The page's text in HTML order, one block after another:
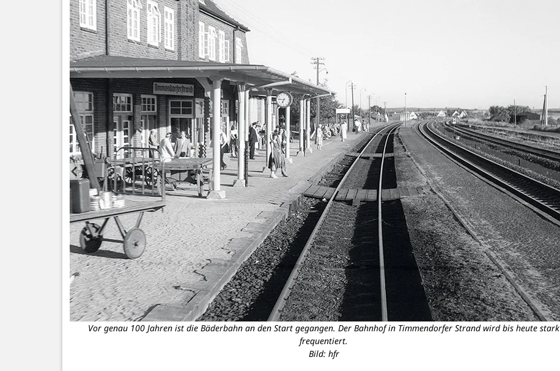
Vor genau 100 Jahren ist die Bäderbahn an den Start gegangen. Der Bahnhof in Timmendorfer Strand wird bis heute stark
frequentiert.
Bild: hfr